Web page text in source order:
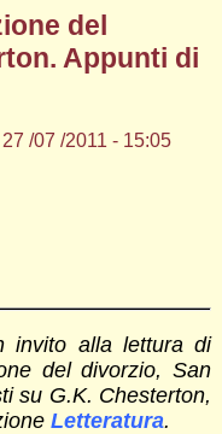
del
Appunti di
/07 /2011 - 15:05
invito alla lettura di
del divorzio, San
su G.K. Chesterton,
Letteratura.